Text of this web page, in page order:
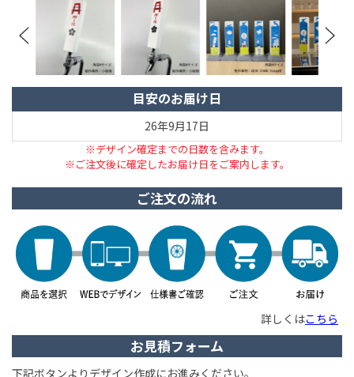
目安のお届け日
26年9月17日
※デザイン確定までの日数を含みます。
※ご注文後に確定したお届け日をご案内します。
ご注文の流れ
詳しくはこちら
お見積フォーム
下記ボタンよりデザイン作成にお進みください。